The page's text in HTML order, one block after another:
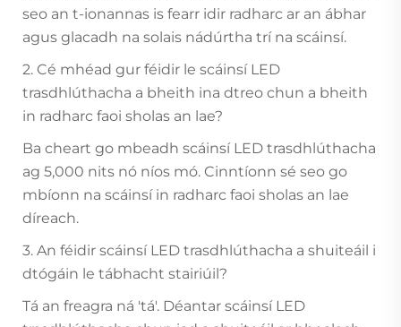
seo an t-ionannas is fearr idir radharc ar an ábhar
agus glacadh na solais nádúrtha trí na scáinsí.
2. Cé mhéad gur féidir le scáinsí LED
trasdhlúthacha a bheith ina dtreo chun a bheith
in radharc faoi sholas an lae?
Ba cheart go mbeadh scáinsí LED trasdhlúthacha
ag 5,000 nits nó níos mó. Cinntíonn sé seo go
mbíonn na scáinsí in radharc faoi sholas an lae
díreach.
3. An féidir scáinsí LED trasdhlúthacha a shuiteáil i
dtógáin le tábhacht stairiúil?
Tá an freagra ná 'tá'. Déantar scáinsí LED